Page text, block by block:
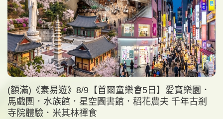
(額滿)《素易遊》8/9【首爾童樂會5日】愛寶樂園．
馬戲團．水族館．星空圖書館．稻花農夫 千年古剎
寺院體驗．米其林禪食